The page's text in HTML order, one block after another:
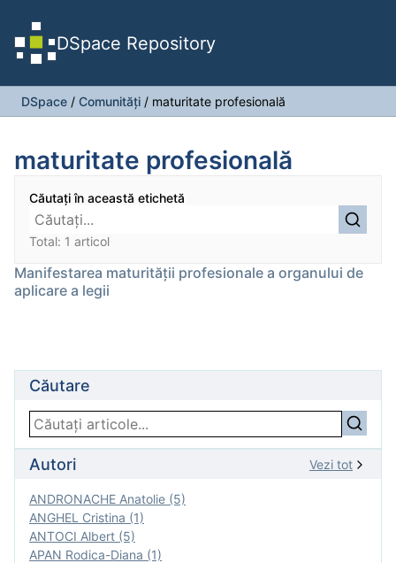
DSpace Repository
DSpace / Comunități / maturitate profesională
maturitate profesională
Căutați în această etichetă
Total: 1 articol
Manifestarea maturităţii profesionale a organului de
aplicare a legii
Căutare
Autori Vezi tot
ANDRONACHE Anatolie (5)
ANGHEL Cristina (1)
ANTOCI Albert (5)
APAN Rodica-Diana (1)